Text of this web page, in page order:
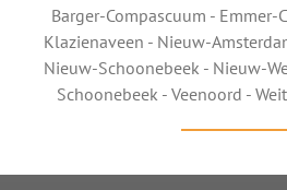
Barger-Compascuum - Emmer-
Klazienaveen - Nieuw-
Nieuw-Schoonebeek - Nieuw-
Schoonebeek - Veenoord -